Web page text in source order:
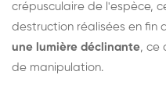
crépusculaire de l'espèce,
destruction réalisées en fin
une lumière déclinante, ce
de manipulation.